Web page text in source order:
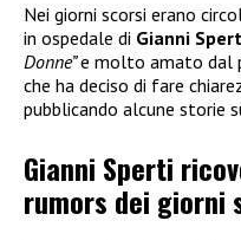
Nei giorni scorsi erano
in ospedale di Gianni
Donne”e molto amato dal
che ha deciso di fare
pubblicando alcune storie
Gianni Sperti
rumors dei giorni